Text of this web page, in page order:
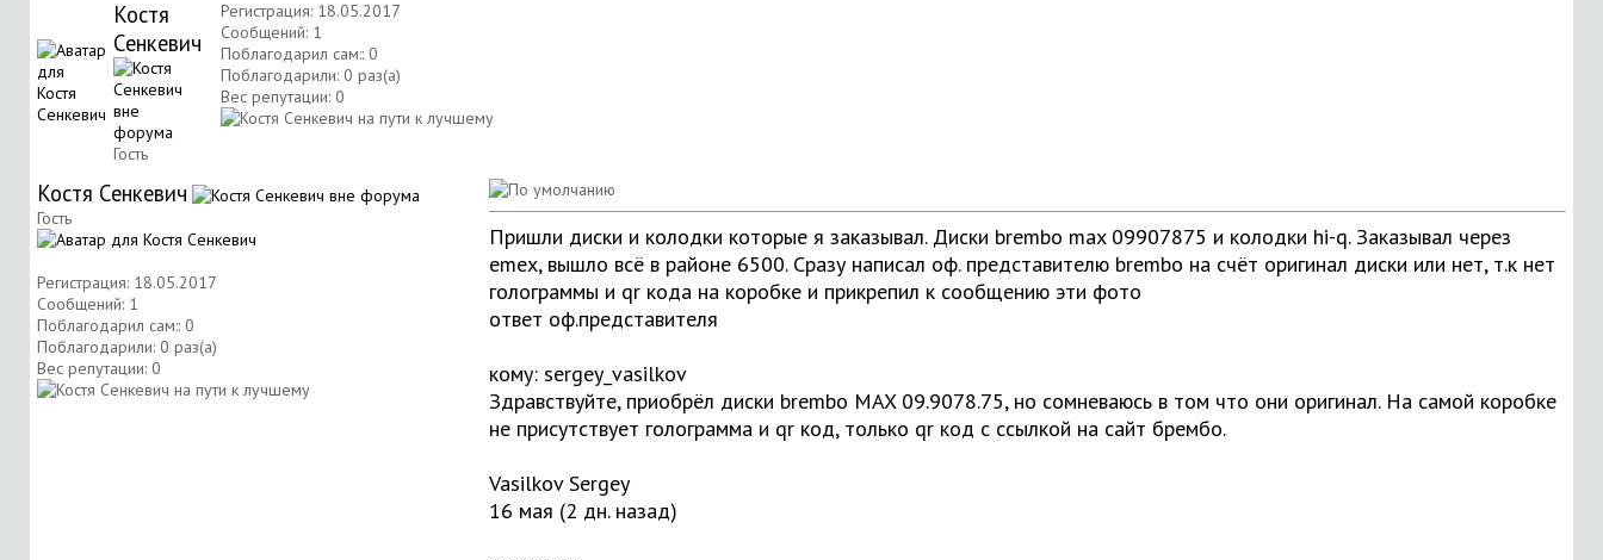
Костя
Сенкевич
Гость
Регистрация: 18.05.2017
Сообщений: 1
Поблагодарил сам:: 0
Поблагодарили: 0 раз(а)
Вес репутации: 0
Костя Сенкевич
Гость
Регистрация: 18.05.2017
Сообщений: 1
Поблагодарил сам:: 0
Поблагодарили: 0 раз(а)
Вес репутации: 0
Пришли диски и колодки которые я заказывал. Диски brembo max 09907875 и колодки hi-q. Заказывал через
emex, вышло всё в районе 6500. Сразу написал оф. представителю brembo на счёт оригинал диски или нет, т.к нет
голограммы и qr кода на коробке и прикрепил к сообщению эти фото
ответ оф.представителя
кому: sergey_vasilkov
Здравствуйте, приобрёл диски brembo MAX 09.9078.75, но сомневаюсь в том что они оригинал. На самой коробке
не присутствует голограмма и qr код, только qr код с ссылкой на сайт брембо.
Vasilkov Sergey
16 мая (2 дн. назад)